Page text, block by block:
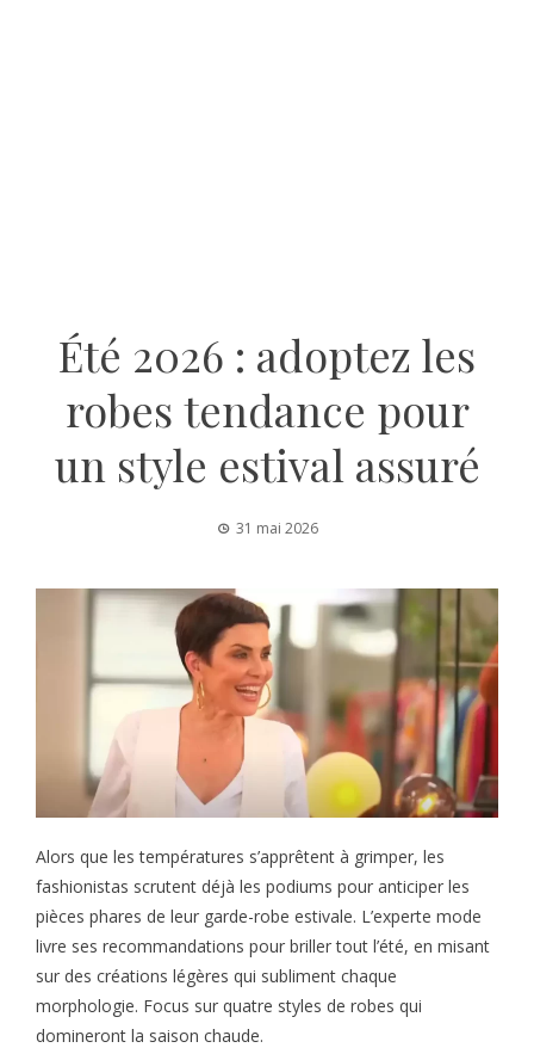
Été 2026 : adoptez les
robes tendance pour
un style estival assuré
31 mai 2026
Alors que les températures s’apprêtent à grimper, les
fashionistas scrutent déjà les podiums pour anticiper les
pièces phares de leur garde-robe estivale. L’experte mode
livre ses recommandations pour briller tout l’été, en misant
sur des créations légères qui subliment chaque
morphologie. Focus sur quatre styles de robes qui
domineront la saison chaude.